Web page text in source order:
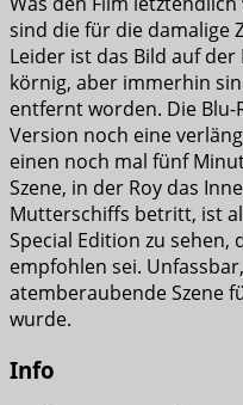
sind die für die damalige
Leider ist das Bild auf
körnig, aber immerhin
entfernt worden. Die
Version noch eine
einen noch mal fünf
Szene, in der Roy das
Mutterschiffs betritt, ist
Special Edition zu sehen,
empfohlen sei.
atemberaubende Szene
wurde.
Info